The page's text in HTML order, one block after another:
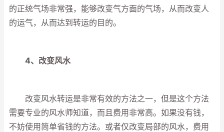
的正统气场非常强，能够改变气方面的气场，从而改变人
的运气，从而达到转运的目的。
4、改变风水
改变风水转运是非常有效的方法之一，但是这个方法
需要专业的风水师知道，而且费用非常高。如果没有钱，
不妨使用简单省钱的方法。或者仅改变局部的风水，费用